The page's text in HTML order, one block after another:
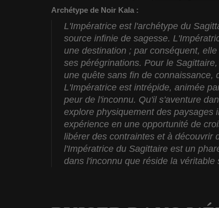
Archétype de Noir Kala :
L'Impératrice est l'archétype du
source infinie de sagesse.
une destination ; par conséquent,
ses pérégrinations. Pour le
une quête sans fin de connaissance,
L'Impératrice est intrépide, animée
peur de l'inconnu. Qu'il s'aventure
explore physiquement des paysages
expérience en une opportunité de
libérer des contraintes et à découvrir
l'Impératrice du Sagittaire est un
dans l'inconnu que réside la véritable